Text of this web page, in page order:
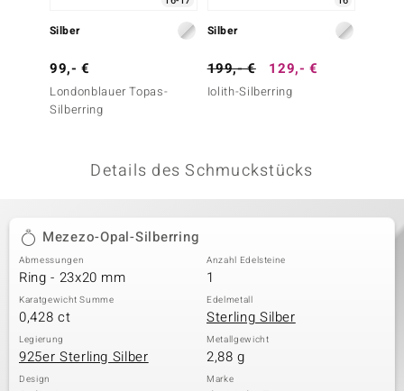
BY DE MELO
Classics
Silber
99,- €
Londonblauer Topas-
Silberring
Silber
199,- € 129,- €
Iolith-Silberring
Details des Schmuckstücks
Mezezo-Opal-Silberring
Abmessungen
Ring - 23x20 mm
Anzahl Edelsteine
1
Karatgewicht Summe
0,428 ct
Edelmetall
Sterling Silber
Legierung
925er Sterling Silber
Metallgewicht
2,88 g
Design Marke